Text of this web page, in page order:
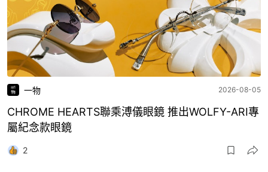
一物 2026-08-05
CHROME HEARTS聯乘溥儀眼鏡 推出WOLFY-ARI專
屬紀念款眼鏡
2